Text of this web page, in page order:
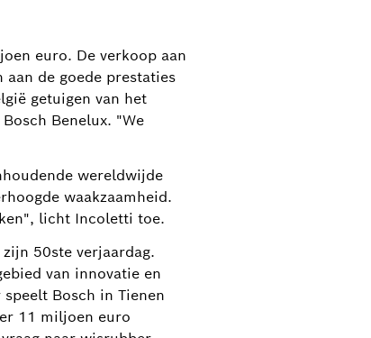
euro. De verkoop aan
de goede prestaties
getuigen van het
Benelux. "We
wereldwijde
waakzaamheid.
licht Incoletti toe.
50ste verjaardag.
van innovatie en
Bosch in Tienen
11 miljoen euro